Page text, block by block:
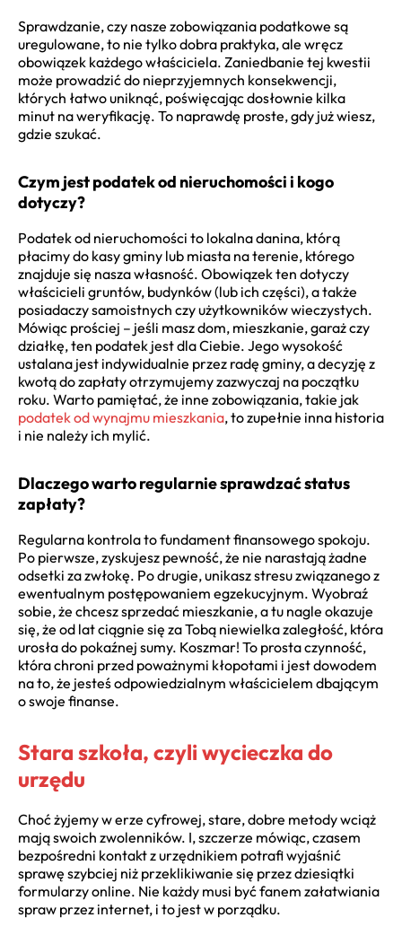
Sprawdzanie, czy nasze zobowiązania podatkowe są
uregulowane, to nie tylko dobra praktyka, ale wręcz
obowiązek każdego właściciela. Zaniedbanie tej kwestii
może prowadzić do nieprzyjemnych konsekwencji,
których łatwo uniknąć, poświęcając dosłownie kilka
minut na weryfikację. To naprawdę proste, gdy już wiesz,
gdzie szukać.
Czym jest podatek od nieruchomości i kogo
dotyczy?
Podatek od nieruchomości to lokalna danina, którą
płacimy do kasy gminy lub miasta na terenie, którego
znajduje się nasza własność. Obowiązek ten dotyczy
właścicieli gruntów, budynków (lub ich części), a także
posiadaczy samoistnych czy użytkowników wieczystych.
Mówiąc prościej – jeśli masz dom, mieszkanie, garaż czy
działkę, ten podatek jest dla Ciebie. Jego wysokość
ustalana jest indywidualnie przez radę gminy, a decyzję z
kwotą do zapłaty otrzymujemy zazwyczaj na początku
roku. Warto pamiętać, że inne zobowiązania, takie jak
podatek od wynajmu mieszkania, to zupełnie inna historia
i nie należy ich mylić.
Dlaczego warto regularnie sprawdzać status
zapłaty?
Regularna kontrola to fundament finansowego spokoju.
Po pierwsze, zyskujesz pewność, że nie narastają żadne
odsetki za zwłokę. Po drugie, unikasz stresu związanego z
ewentualnym postępowaniem egzekucyjnym. Wyobraź
sobie, że chcesz sprzedać mieszkanie, a tu nagle okazuje
się, że od lat ciągnie się za Tobą niewielka zaległość, która
urosła do pokaźnej sumy. Koszmar! To prosta czynność,
która chroni przed poważnymi kłopotami i jest dowodem
na to, że jesteś odpowiedzialnym właścicielem dbającym
o swoje finanse.
Stara szkoła, czyli wycieczka do
urzędu
Choć żyjemy w erze cyfrowej, stare, dobre metody wciąż
mają swoich zwolenników. I, szczerze mówiąc, czasem
bezpośredni kontakt z urzędnikiem potrafi wyjaśnić
sprawę szybciej niż przeklikiwanie się przez dziesiątki
formularzy online. Nie każdy musi być fanem załatwiania
spraw przez internet, i to jest w porządku.